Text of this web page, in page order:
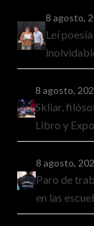
8 agosto,
Leí
8 agosto,
Skliar,
Libro y
8 agosto,
Paro de
en las